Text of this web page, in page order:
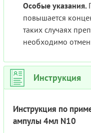
Особые указания.
повышается
таких случаях
необходимо
Инструкция
Инструкция по
ампулы 4мл N10